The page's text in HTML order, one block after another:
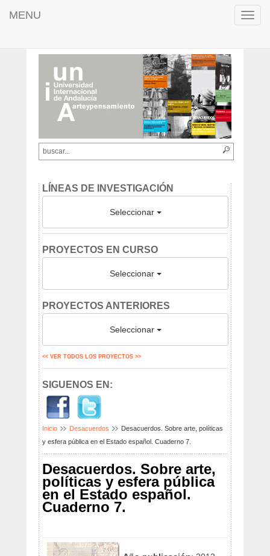
MENU
LÍNEAS DE INVESTIGACIÓN
Seleccionar
PROYECTOS EN CURSO
Seleccionar
PROYECTOS ANTERIORES
Seleccionar
<< VER TODOS LOS PROYECTOS >>
SIGUENOS EN:
Inicio Desacuerdos
Desacuerdos. Sobre arte, políticas
y esfera pública en el Estado español. Cuaderno 7.
Desacuerdos. Sobre arte,
políticas y esfera pública
en el Estado español.
Cuaderno 7.